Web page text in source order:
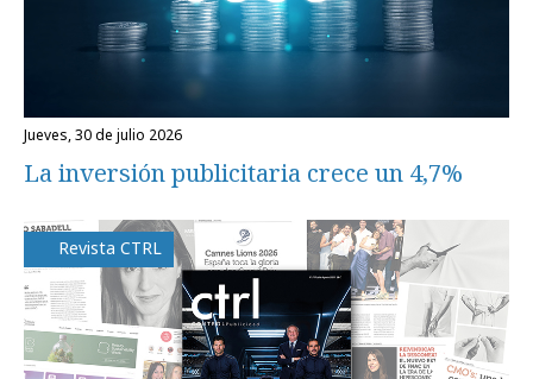
jueves, 30 de julio 2026
La inversión publicitaria crece un 4,7%
Revista CTRL